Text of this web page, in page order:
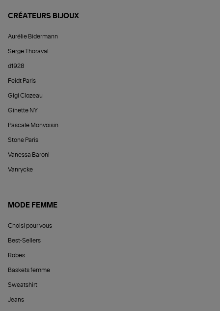
CRÉATEURS BIJOUX
Aurélie Bidermann
Serge Thoraval
d1928
Feidt Paris
Gigi Clozeau
Ginette NY
Pascale Monvoisin
Stone Paris
Vanessa Baroni
Vanrycke
MODE FEMME
Choisi pour vous
Best-Sellers
Robes
Baskets femme
Sweatshirt
Jeans